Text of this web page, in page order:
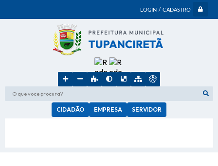
LOGIN / CADASTRO
O que voce procura?
CIDADÃO EMPRESA SERVIDOR